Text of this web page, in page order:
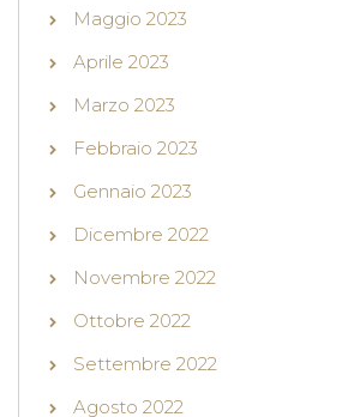
Maggio 2023
Aprile 2023
Marzo 2023
Febbraio 2023
Gennaio 2023
Dicembre 2022
Novembre 2022
Ottobre 2022
Settembre 2022
Agosto 2022